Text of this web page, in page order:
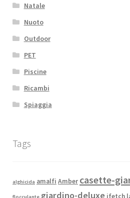
Natale
Nuoto
Outdoor
PET
Piscine
Ricambi
Spiaggia
Tags
alghicida amalfi Amber casette-
flocculante giardino-deluxe ifetch